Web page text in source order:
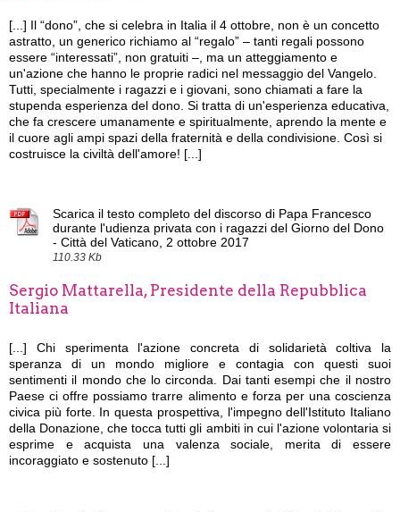
[...] Il “dono”, che si celebra in Italia il 4 ottobre, non è un concetto
astratto, un generico richiamo al “regalo” – tanti regali possono
essere “interessati”, non gratuiti –, ma un atteggiamento e
un'azione che hanno le proprie radici nel messaggio del Vangelo.
Tutti, specialmente i ragazzi e i giovani, sono chiamati a fare la
stupenda esperienza del dono. Si tratta di un'esperienza educativa,
che fa crescere umanamente e spiritualmente, aprendo la mente e
il cuore agli ampi spazi della fraternità e della condivisione. Così si
costruisce la civiltà dell'amore! [...]
Scarica il testo completo del discorso di Papa Francesco
durante l'udienza privata con i ragazzi del Giorno del Dono
- Città del Vaticano, 2 ottobre 2017
110.33 Kb
Sergio Mattarella, Presidente della Repubblica
Italiana
[...] Chi sperimenta l'azione concreta di solidarietà coltiva la
speranza di un mondo migliore e contagia con questi suoi
sentimenti il mondo che lo circonda. Dai tanti esempi che il nostro
Paese ci offre possiamo trarre alimento e forza per una coscienza
civica più forte. In questa prospettiva, l'impegno dell'Istituto Italiano
della Donazione, che tocca tutti gli ambiti in cui l'azione volontaria si
esprime e acquista una valenza sociale, merita di essere
incoraggiato e sostenuto [...]